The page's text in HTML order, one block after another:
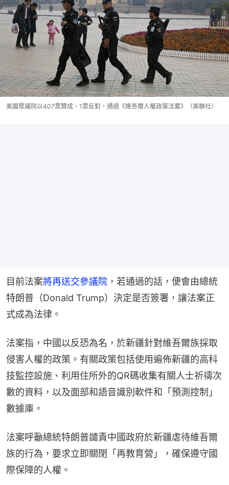
美國眾議院以407票贊成、1票反對，通過《維吾爾人權政策法案》（美聯社）
目前法案將再送交參議院 ，若通過的話，便會由總統
特朗普（Donald Trump）決定是否簽署，讓法案正
式成為法律。
法案指，中國以反恐為名，於新疆針對維吾爾族採取
侵害人權的政策。有關政策包括使用遍佈新疆的高科
技監控設施、利用住所外的QR碼收集有關人士祈禱次
數的資料，以及面部和語音識別軟件和「預測控制」
數據庫。
法案呼籲總統特朗普譴責中國政府於新疆虐待維吾爾
族的行為，要求立即關閉「再教育營」，確保遵守國
際保障的人權。